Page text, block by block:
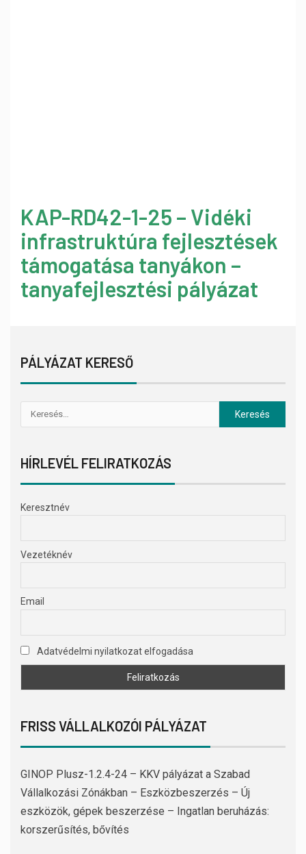
KAP-RD42-1-25 – Vidéki
infrastruktúra fejlesztések
támogatása tanyákon –
tanyafejlesztési pályázat
PÁLYÁZAT KERESŐ
HÍRLEVÉL FELIRATKOZÁS
Keresztnév
Vezetéknév
Email
Adatvédelmi nyilatkozat elfogadása
FRISS VÁLLALKOZÓI PÁLYÁZAT
GINOP Plusz-1.2.4-24 – KKV pályázat a Szabad
Vállalkozási Zónákban – Eszközbeszerzés – Új
eszközök, gépek beszerzése – Ingatlan beruházás:
korszerűsítés, bővítés